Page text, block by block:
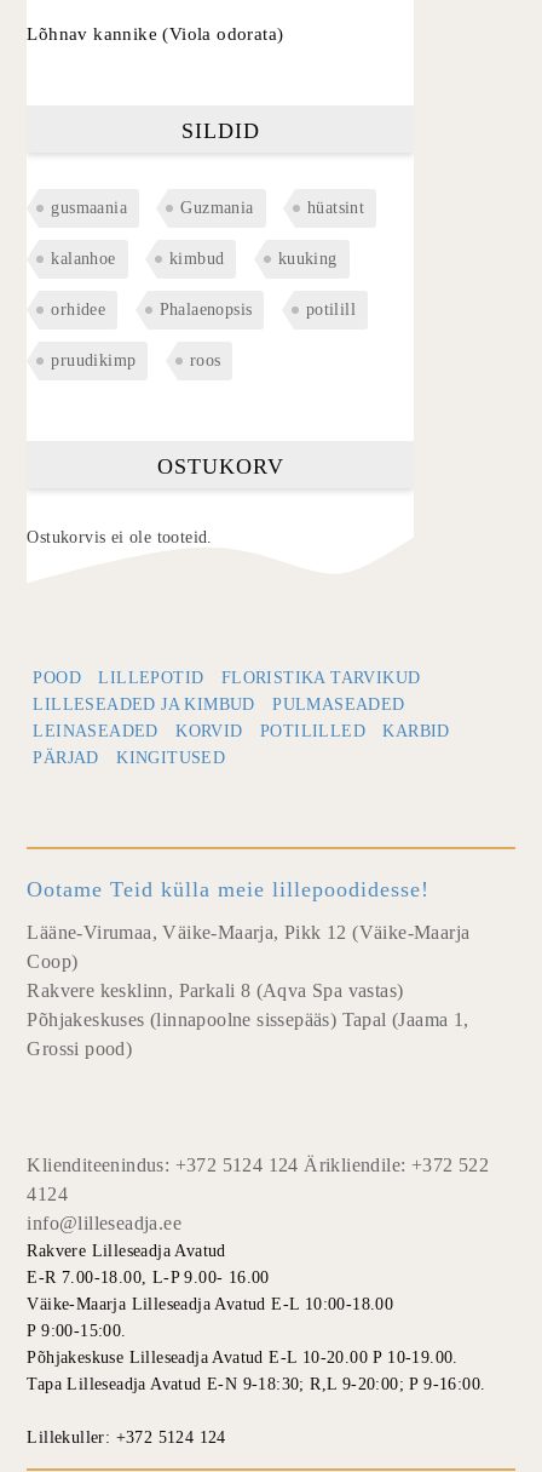
Lõhnav kannike (Viola odorata)
SILDID
gusmaania Guzmania hüatsint
kalanhoe kimbud kuuking
orhidee Phalaenopsis potilill
pruudikimp roos
OSTUKORV
Ostukorvis ei ole tooteid.
POOD LILLEPOTID
FLORISTIKA TARVIKUD
LILLESEADED JA KIMBUD
PULMASEADED
LEINASEADED
KORVID POTILILLED
KARBID
PÄRJAD
KINGITUSED
Ootame Teid külla meie lillepoodidesse!
Lääne-Virumaa, Väike-Maarja, Pikk 12 (Väike-Maarja
Coop)
Rakvere kesklinn, Parkali 8 (Aqva Spa vastas)
Põhjakeskuses (linnapoolne sissepääs) Tapal (Jaama 1,
Grossi pood)
Klienditeenindus: +372 5124 124 Ärikliendile: +372 522
4124
info@lilleseadja.ee
Rakvere Lilleseadja Avatud
E-R 7.00-18.00, L-P 9.00- 16.00
Väike-Maarja Lilleseadja Avatud E-L 10:00-18.00
P 9:00-15:00.
Põhjakeskuse Lilleseadja Avatud E-L 10-20.00 P 10-19.00.
Tapa Lilleseadja Avatud E-N 9-18:30; R,L 9-20:00; P 9-16:00.
Lillekuller: +372 5124 124